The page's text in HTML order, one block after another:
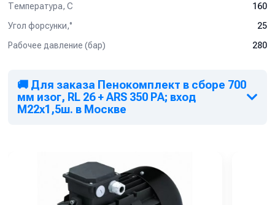
Температура, C
160
Угол форсунки,°
25
Рабочее давление (бар)
280
🚚 Для заказа Пенокомплект в сборе 700
мм изог, RL 26 + ARS 350 РА; вход
М22х1,5ш. в Москве